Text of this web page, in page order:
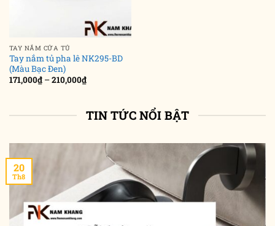
TAY NẮM CỬA TỦ
Tay nắm tủ pha lê NK295-BD
(Màu Bạc Đen)
171,000₫ –210,000₫Khoảng
giá:
đến
210,000₫
TIN TỨC NỔI BẬT
20
Th8